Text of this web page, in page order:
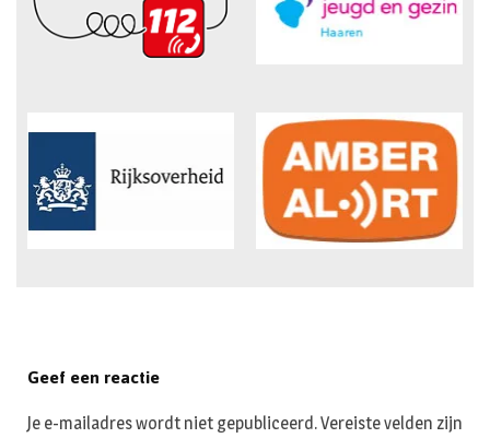
Geef een reactie
Je e-mailadres wordt niet gepubliceerd.Vereiste velden zijn